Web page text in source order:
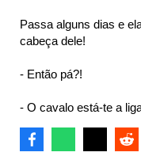
Passa alguns dias e
cabeça dele!
- Então pá?!
- O cavalo está-te a